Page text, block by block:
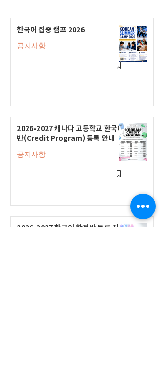
한국어 집중 캠프 2026
공지사항
2026-2027 캐나다 고등학교 한국어
반(Credit Program) 등록 안내
공지사항
2026-2027 한국어 학점반 등록 진